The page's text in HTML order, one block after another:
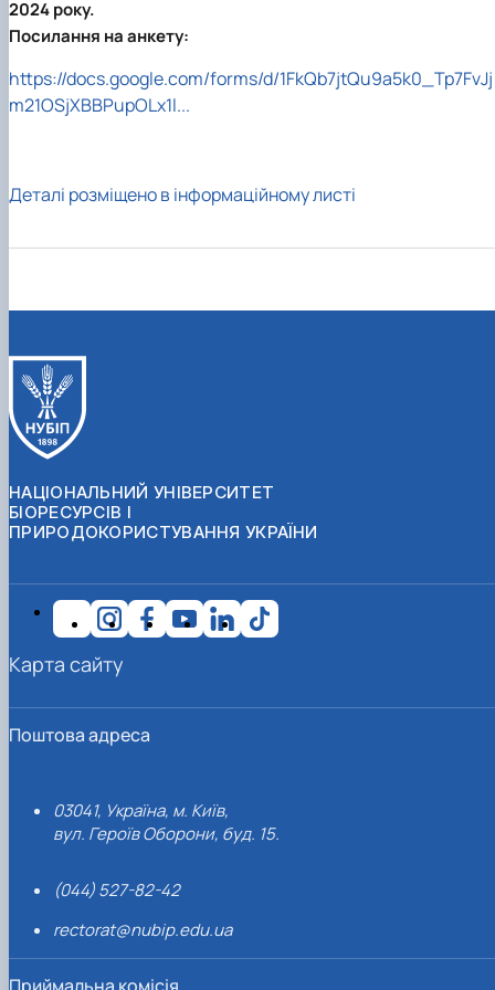
2024 року.
Посилання на анкету:
https://docs.google.com/forms/d/1FkQb7jtQu9a5k0_Tp7FvJj
m21OSjXBBPupOLx1l...
Деталі розміщено в інформаційному листі
НАЦІОНАЛЬНИЙ УНІВЕРСИТЕТ
БІОРЕСУРСІВ І
ПРИРОДОКОРИСТУВАННЯ УКРАЇНИ
Поштова адреса
03041, Україна, м. Київ,
вул. Героїв Оборони, буд. 15.
(044) 527-82-42
rectorat@nubip.edu.ua
Карта сайту